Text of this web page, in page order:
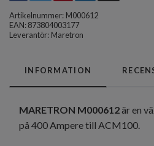
Artikelnummer: M000612
EAN: 873804003177
Leverantör: Maretron
INFORMATION
MARETRON M000612är en
på 400 Ampere till ACM100.